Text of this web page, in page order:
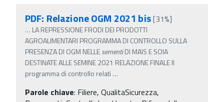
PDF: Relazione OGM 2021 bis[31%]
… LA REPRESSIONE FRODI DEI PRODOTTI
AGROALIMENTARI PROGRAMMA DI CONTROLLO SULLA
PRESENZA DI OGM NELLEsementiDI MAIS E SOIA
DESTINATE ALLE SEMINE 2021 RELAZIONE FINALE Il
programma di controllo relati …
Parole chiave: Filiere, QualitaSicurezza,